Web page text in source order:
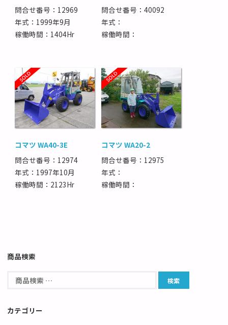
問合せ番号：12969
年式：1999年9月
稼働時間：1404Hr
問合せ番号：40092
年式：
稼働時間：
コマツ WA40-3E
問合せ番号：12974
年式：1997年10月
稼働時間：2123Hr
コマツ WA20-2
問合せ番号：12975
年式：
稼働時間：
商品検索
カテゴリー